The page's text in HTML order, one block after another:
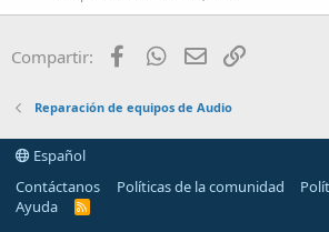
Compartir: FacebookWhatsApp
Email
Reparación de equipos de Audio
Español
Contáctanos
Políticas de la comunidad
Ayuda
R
S